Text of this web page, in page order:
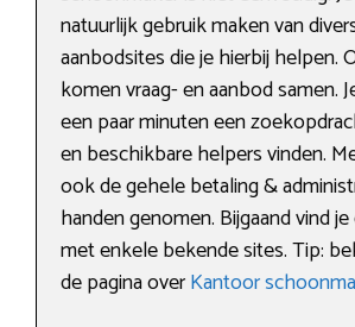
natuurlijk gebruik maken van
aanbodsites die je hierbij helpen.
komen vraag- en aanbod samen.
een paar minuten een
en beschikbare helpers vinden.
ook de gehele betaling &
handen genomen. Bijgaand vind
met enkele bekende sites. Tip:
de pagina overKantoor